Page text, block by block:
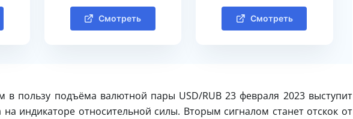
Смотреть Смотреть
в пользу подъёма валютной пары USD/RUB 23 февраля 2023 выступит
индикаторе относительной силы. Вторым сигналом станет отскок от